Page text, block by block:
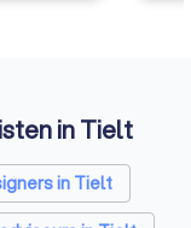
in Tielt
in Tielt